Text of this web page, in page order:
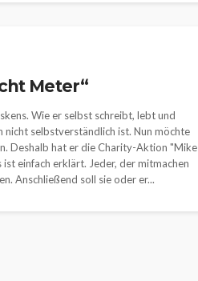
Meter“
Wie er selbst schreibt, lebt und
nicht selbstverständlich ist. Nun möchte
Deshalb hat er die Charity-Aktion "Mike
einfach erklärt. Jeder, der mitmachen
Anschließend soll sie oder er...